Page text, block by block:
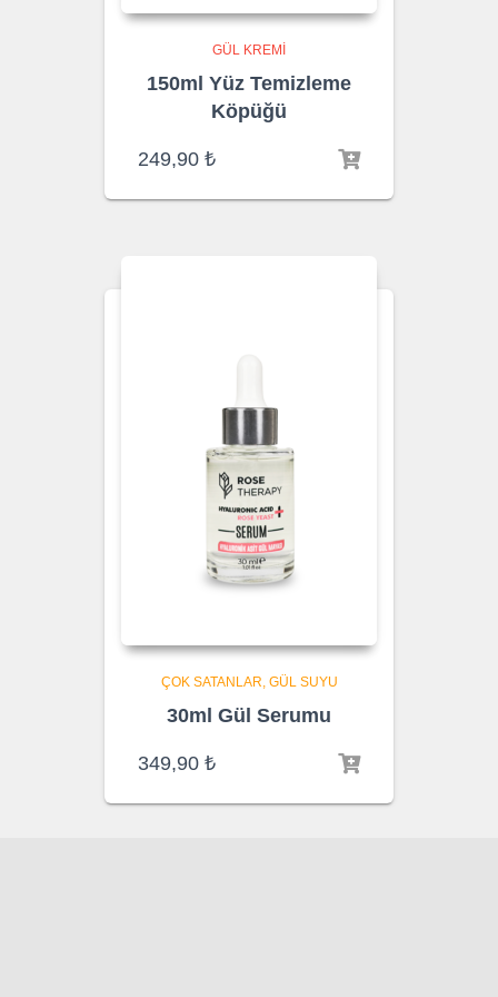
GÜL KREMI
150ml Yüz Temizleme
Köpüğü
249,90 ₺
ÇOK SATANLAR GÜL SUYU
30ml Gül Serumu
349,90 ₺